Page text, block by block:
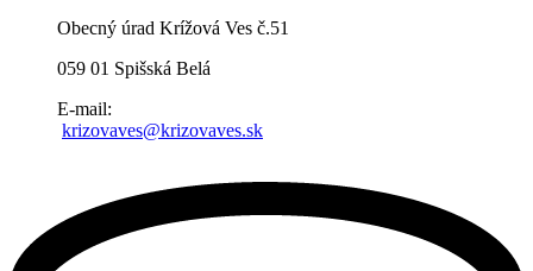
Obecný úrad Krížová Ves č.51
059 01 Spišská Belá
E-mail:
krizovaves@krizovaves.sk